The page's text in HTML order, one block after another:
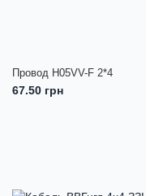
Провод H05VV-F 2*4
67.50 грн